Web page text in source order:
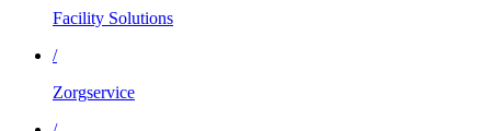
Facility Solutions
/
Zorgservice